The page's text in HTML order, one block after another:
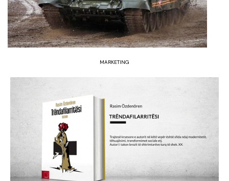
MARKETING